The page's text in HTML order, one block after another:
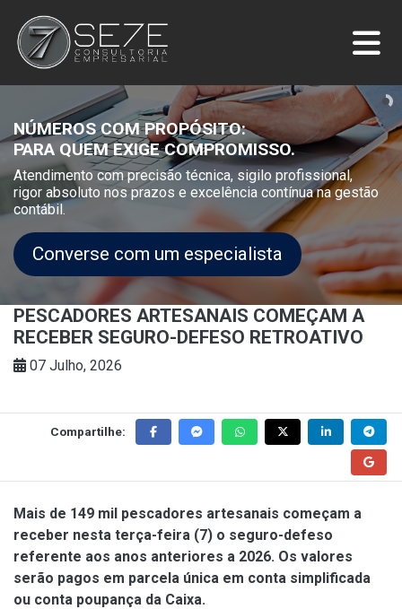
NÚMEROS COM PROPÓSITO:
PARA QUEM EXIGE COMPROMISSO.
Atendimento com precisão técnica, sigilo profissional,
rigor absoluto nos prazos e excelência contínua na gestão
contábil.
Converse com um especialista
PESCADORES ARTESANAIS COMEÇAM A
RECEBER SEGURO-DEFESO RETROATIVO
07 Julho, 2026
Compartilhe:
Mais de 149 mil pescadores artesanais começam a
receber nesta terça-feira (7) o seguro-defeso
referente aos anos anteriores a 2026. Os valores
serão pagos em parcela única em conta simplificada
ou conta poupança da Caixa.